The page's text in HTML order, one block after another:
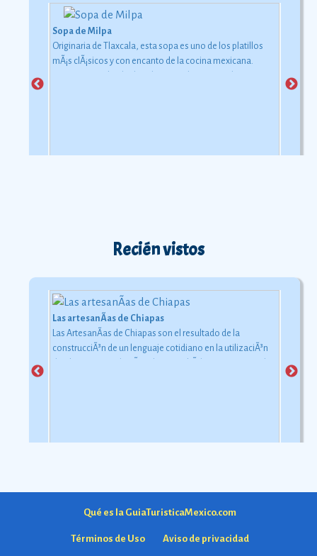
Sopa de Milpa
Originaria de Tlaxcala, esta sopa es uno de los platillos
mÃ¡s clÃ¡sicos y con encanto de la cocina mexicana.
Recién vistos
Las artesanÃ­as de Chiapas
Las ArtesanÃ­as de Chiapas son el resultado de la
construcciÃ³n de un lenguaje cotidiano en la utilizaciÃ³n
Qué es la GuiaTuristicaMexico.com
Términos de Uso Aviso de privacidad